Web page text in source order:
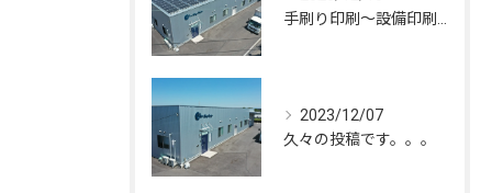
手刷り印刷～設備印刷迄、幅広く行っております！！
2023/12/07
久々の投稿です。。。